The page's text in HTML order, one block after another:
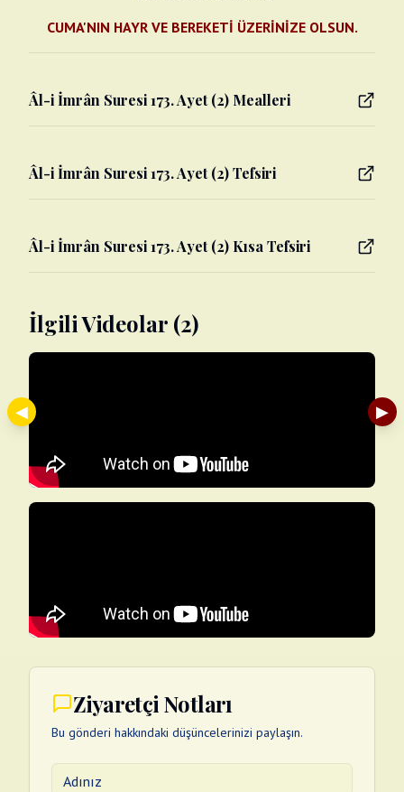
CUMA'NIN HAYR VE BEREKETİ ÜZERİNİZE OLSUN.
Âl-i İmrân Suresi 173. Ayet (2) Mealleri
Âl-i İmrân Suresi 173. Ayet (2) Tefsiri
Âl-i İmrân Suresi 173. Ayet (2) Kısa Tefsiri
İlgili Videolar (2)
Ziyaretçi Notları
Bu gönderi hakkındaki düşüncelerinizi paylaşın.
◀ ▶